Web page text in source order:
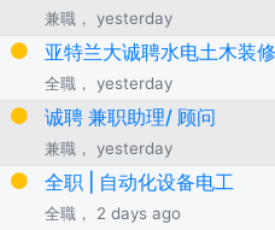
兼職， yesterday
亚特兰大诚聘水电土木装
全職， yesterday
诚聘 兼职助理/ 顾问
兼職， yesterday
全职 | 自动化设备电工
全職， 2 days ago